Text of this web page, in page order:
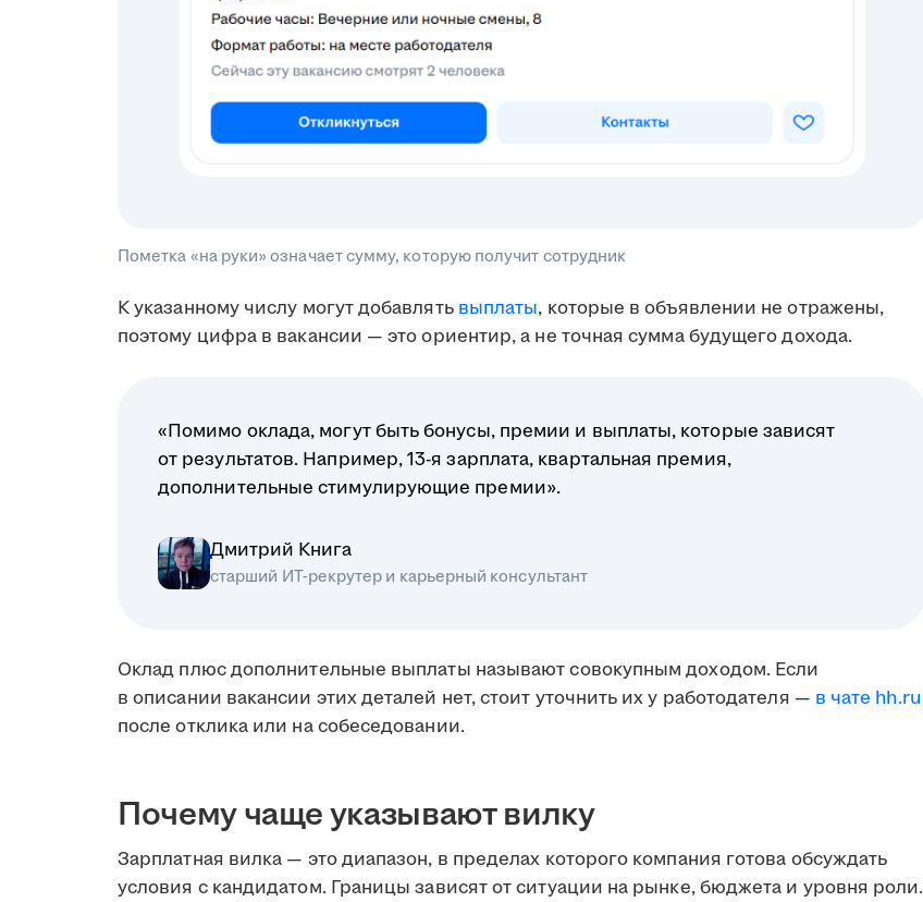
Пометка «на руки» означает сумму, которую получит сотрудник
К указанному числу могут добавлять выплаты, которые в объявлении не отражены,
поэтому цифра в вакансии — это ориентир, а не точная сумма будущего дохода.
«Помимо оклада, могут быть бонусы, премии и выплаты, которые зависят
от результатов. Например, 13-я зарплата, квартальная премия,
дополнительные стимулирующие премии».
Дмитрий Книга
старший ИТ-рекрутер и карьерный консультант
Оклад плюс дополнительные выплаты называют совокупным доходом. Если
в описании вакансии этих деталей нет, стоит уточнить их у работодателя — в чате hh.ru
после отклика или на собеседовании.
Почему чаще указывают вилку
Зарплатная вилка — это диапазон, в пределах которого компания готова обсуждать
условия с кандидатом. Границы зависят от ситуации на рынке, бюджета и уровня роли.